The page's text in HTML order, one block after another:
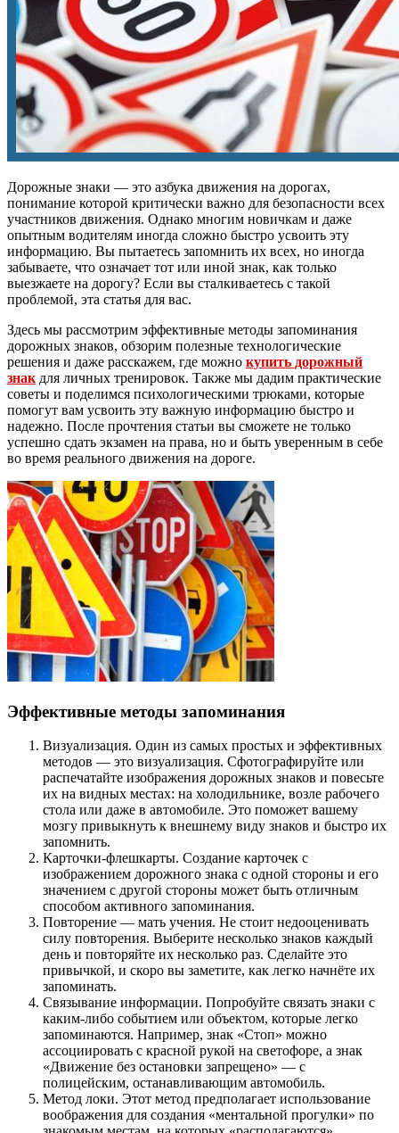
Дорожные знаки — это азбука движения на дорогах,
понимание которой критически важно для безопасности всех
участников движения. Однако многим новичкам и даже
опытным водителям иногда сложно быстро усвоить эту
информацию. Вы пытаетесь запомнить их всех, но иногда
забываете, что означает тот или иной знак, как только
выезжаете на дорогу? Если вы сталкиваетесь с такой
проблемой, эта статья для вас.
Здесь мы рассмотрим эффективные методы запоминания
дорожных знаков, обзорим полезные технологические
решения и даже расскажем, где можно купить дорожный
знак для личных тренировок. Также мы дадим практические
советы и поделимся психологическими трюками, которые
помогут вам усвоить эту важную информацию быстро и
надежно. После прочтения статьи вы сможете не только
успешно сдать экзамен на права, но и быть уверенным в себе
во время реального движения на дороге.
Эффективные методы запоминания
Визуализация. Один из самых простых и эффективных
методов — это визуализация. Сфотографируйте или
распечатайте изображения дорожных знаков и повесьте
их на видных местах: на холодильнике, возле рабочего
стола или даже в автомобиле. Это поможет вашему
мозгу привыкнуть к внешнему виду знаков и быстро их
запомнить.
Карточки-флешкарты. Создание карточек с
изображением дорожного знака с одной стороны и его
значением с другой стороны может быть отличным
способом активного запоминания.
Повторение — мать учения. Не стоит недооценивать
силу повторения. Выберите несколько знаков каждый
день и повторяйте их несколько раз. Сделайте это
привычкой, и скоро вы заметите, как легко начнёте их
запоминать.
Связывание информации. Попробуйте связать знаки с
каким-либо событием или объектом, которые легко
запоминаются. Например, знак «Стоп» можно
ассоциировать с красной рукой на светофоре, а знак
«Движение без остановки запрещено» — с
полицейским, останавливающим автомобиль.
Метод локи. Этот метод предполагает использование
воображения для создания «ментальной прогулки» по